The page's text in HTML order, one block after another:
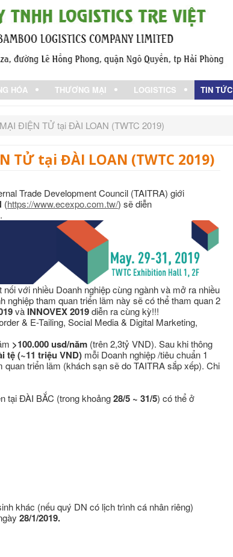
HÓA THƯƠNG MẠI LOGISTICS TIN TỨC
ĐIỆN TỬ tại ĐÀI LOAN (TWTC 2019)
TỬ tại ĐÀI LOAN (TWTC 2019)
Trade Development Council (TAITRA) giới
(https://www.ecexpo.com.tw/) sẽ diễn
với nhiều Doanh nghiệp cùng ngành và mở ra nhiều
tham quan triển lãm này sẽ có thể tham quan 2
và INNOVEX 2019diễn ra cùng kỳ!!!
& E-Tailing, Social Media & Digital Marketing,
>100.000 usd/năm (trên 2,3tỷ VND). Sau khi thông
tệ (~11 triệu VND) mỗi Doanh nghiệp /tiêu chuẩn 1
triển lãm (khách sạn sẽ do TAITRA sắp xếp). Chi
tại ĐÀI BẮC (trong khoảng28/5 ~ 31/5) có thể ở
khác (nếu quý DN có lịch trình cá nhân riêng)
28/1/2019.